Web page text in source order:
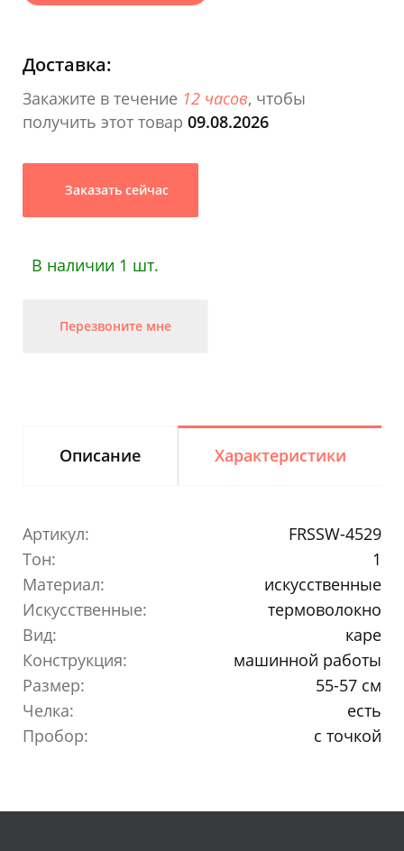
Доставка:
Закажите в течение 12 часов, чтобы
получить этот товар 09.08.2026
Заказать сейчас
В наличии 1 шт.
Перезвоните мне
Описание Характеристики
Артикул:
FRSSW-4529
Тон:
1
Материал:
искусственные
Искусственные:
термоволокно
Вид:
каре
Конструкция:
машинной работы
Размер:
55-57 см
Челка:
есть
Пробор:
с точкой